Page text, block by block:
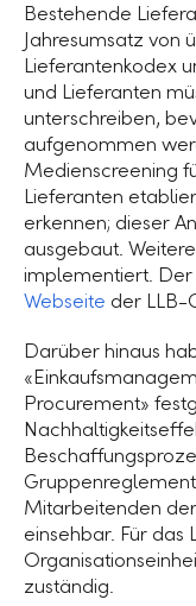
Bestehende
Jahresumsatz von
Lieferantenkodex
und Lieferanten
unterschreiben,
aufgenommen
Medienscreening
Lieferanten
erkennen; dieser
ausgebaut.
implementiert. Der
Webseite der LLB-
Darüber hinaus
Procurement»
Mitarbeitenden
einsehbar. Für
zuständig.